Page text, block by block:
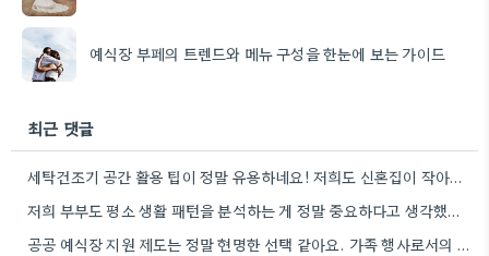
예식장 부페의 트렌드와 메뉴 구성을 한눈에 보는 가이드
최근 댓글
세탁건조기 공간 활용 팁이 정말 유용하네요! 저희도 신혼집이 작아서 비슷한 고민을 많이 했었는데, 직렬 설치를…
저희 부부도 평소 생활 패턴을 분석하는 게 정말 중요하다고 생각했어요. 특히 요리 빈도 때문에 고민이…
공공 예식장 지원 제도는 정말 현명한 선택 같아요. 가족 행사로서의 의미를 생각하면 비용 부담도 덜할…